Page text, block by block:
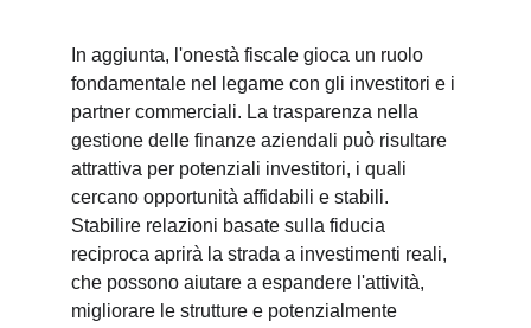
In aggiunta, l'onestà fiscale gioca un ruolo
fondamentale nel legame con gli investitori e i
partner commerciali. La trasparenza nella
gestione delle finanze aziendali può risultare
attrattiva per potenziali investitori, i quali
cercano opportunità affidabili e stabili.
Stabilire relazioni basate sulla fiducia
reciproca aprirà la strada a investimenti reali,
che possono aiutare a espandere l'attività,
migliorare le strutture e potenzialmente